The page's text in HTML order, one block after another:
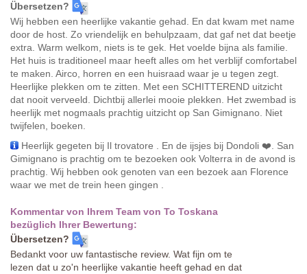
Übersetzen?
Wij hebben een heerlijke vakantie gehad. En dat kwam met name
door de host. Zo vriendelijk en behulpzaam, dat gaf net dat beetje
extra. Warm welkom, niets is te gek. Het voelde bijna als familie.
Het huis is traditioneel maar heeft alles om het verblijf comfortabel
te maken. Airco, horren en een huisraad waar je u tegen zegt.
Heerlijke plekken om te zitten. Met een SCHITTEREND uitzicht
dat nooit verveeld. Dichtbij allerlei mooie plekken. Het zwembad is
heerlijk met nogmaals prachtig uitzicht op San Gimignano. Niet
twijfelen, boeken.
Heerlijk gegeten bij Il trovatore . En de ijsjes bij Dondoli ❤️. San
Gimignano is prachtig om te bezoeken ook Volterra in de avond is
prachtig. Wij hebben ook genoten van een bezoek aan Florence
waar we met de trein heen gingen .
Kommentar von Ihrem Team von To Toskana
bezüglich Ihrer Bewertung:
Übersetzen?
Bedankt voor uw fantastische review. Wat fijn om te
lezen dat u zo'n heerlijke vakantie heeft gehad en dat